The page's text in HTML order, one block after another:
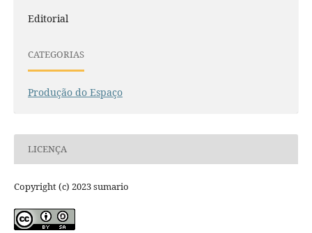
Editorial
CATEGORIAS
Produção do Espaço
LICENÇA
Copyright (c) 2023 sumario